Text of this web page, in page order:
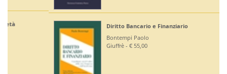
Diritto Bancario e Finanziario
Bontempi Paolo
Giuffrè - € 55,00